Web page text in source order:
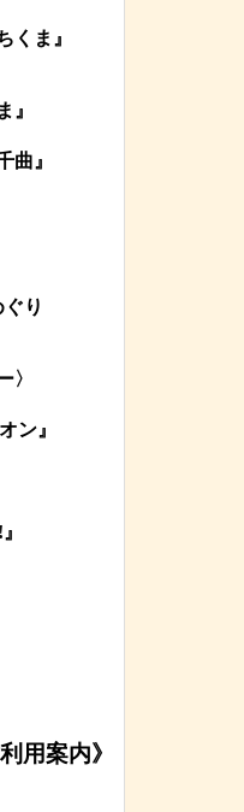
くま 』
』
曲 』
り
〉
ン』
用案内》